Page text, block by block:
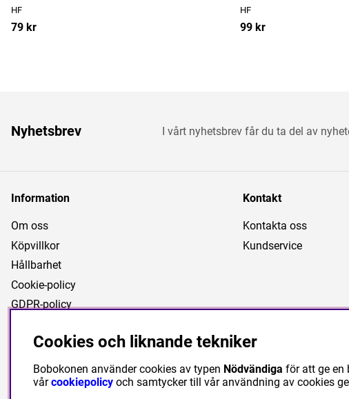
HF
79 kr
HF
99 kr
Nyhetsbrev I vårt nyhetsbrev får du ta del av
Information
Om oss
Köpvillkor
Hållbarhet
Cookie-policy
GDPR-policy
Kontakt
Kontakta oss
Kundservice
Cookies och liknande tekniker
Bobokonen använder cookies av typen Nödvändiga för att ge en
vårcookiepolicy och samtycker till vår användning av cookies